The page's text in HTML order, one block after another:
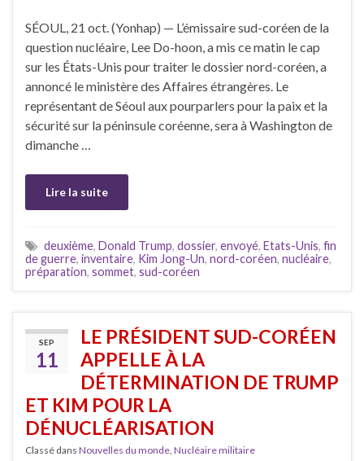
SÉOUL, 21 oct. (Yonhap) — L’émissaire sud-coréen de la
question nucléaire, Lee Do-hoon, a mis ce matin le cap
sur les États-Unis pour traiter le dossier nord-coréen, a
annoncé le ministère des Affaires étrangères. Le
représentant de Séoul aux pourparlers pour la paix et la
sécurité sur la péninsule coréenne, sera à Washington de
dimanche …
Lire la suite
deuxième, Donald Trump, dossier, envoyé, Etats-Unis, fin
de guerre, inventaire, Kim Jong-Un, nord-coréen, nucléaire,
préparation, sommet, sud-coréen
SEP
11
LE PRÉSIDENT SUD-CORÉEN
APPELLE À LA
DÉTERMINATION DE TRUMP
ET KIM POUR LA
DÉNUCLÉARISATION
Classé dans Nouvelles du monde Nucléaire militaire